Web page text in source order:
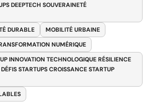
DEEPTECH SOUVERAINETÉ
DURABLE
MOBILITÉ URBAINE
NUMÉRIQUE
INNOVATION TECHNOLOGIQUE RÉSILIENCE
STARTUPS CROISSANCE STARTUP